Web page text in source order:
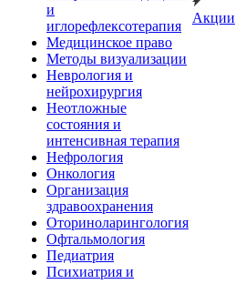
и
иглорефлексотерапия
Медицинское право
Методы визуализации
Неврология и
нейрохирургия
Неотложные
состояния и
интенсивная терапия
Нефрология
Онкология
Организация
здравоохранения
Оториноларингология
Офтальмология
Педиатрия
Психиатрия и
Акции